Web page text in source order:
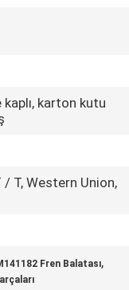
karton kutu
/ T, Western Union,
Fren Balatası,